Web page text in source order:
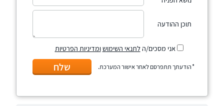
תוכן ההודעה
אני מסכים/הלתנאי השימושומדיניות הפרטיות
הודעתך תתפרסם לאחר אישור המערכת. שלח